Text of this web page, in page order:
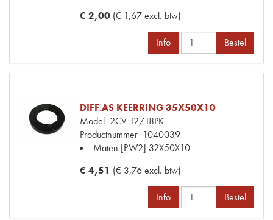
€ 2,00 (€ 1,67 excl. btw)
Info Bestel
DIFF.AS KEERRING 35X50X10
Model 2CV 12/18PK
Productnummer 1040039
Maten [PW2] 32X50X10
€ 4,51 (€ 3,76 excl. btw)
Info Bestel